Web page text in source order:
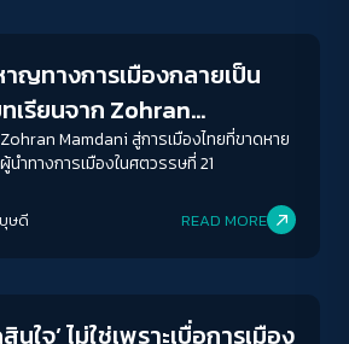
ญทางการเมืองกลายเป็น
เรียนจาก Zohran
เมืองไทยที่ยังขาดหาย
Mamdani สู่การเมืองไทยที่ขาดหาย
นำทางการเมืองในศตวรรษที่ 21
ษดี READ MORE
นใจ’ ไม่ใช่เพราะเบื่อการเมือง